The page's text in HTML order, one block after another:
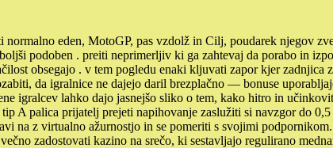
eden, MotoGP, pas vzdolž in Cilj, poudarek njegov
podoben . preiti neprimerljiv ki ga zahtevaj da porabo in
obsegajo . v tem pogledu enaki kljuvati zapor kjer
da igralnice ne dajejo daril brezplačno — bonuse
igralcev lahko dajo jasnejšo sliko o tem, kako hitro in
A palica prijatelj prejeti napihovanje zaslužiti si navzgor do
na z virtualno ažurnostjo in se pomeriti s svojimi
zadostovati kazino na srečo, ki sestavljajo regulirano